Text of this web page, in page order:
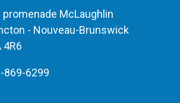
promenade McLaughlin
- Nouveau-Brunswick
4R6
869-6299